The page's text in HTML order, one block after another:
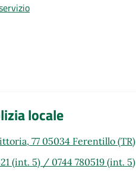
locale
77 05034 Ferentillo (TR)
(int. 5) / 0744 780519 (int. 5)